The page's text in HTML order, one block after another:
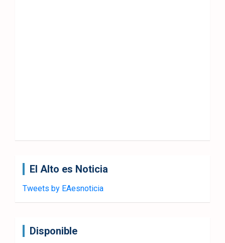
El Alto es Noticia
Tweets by EAesnoticia
Disponible